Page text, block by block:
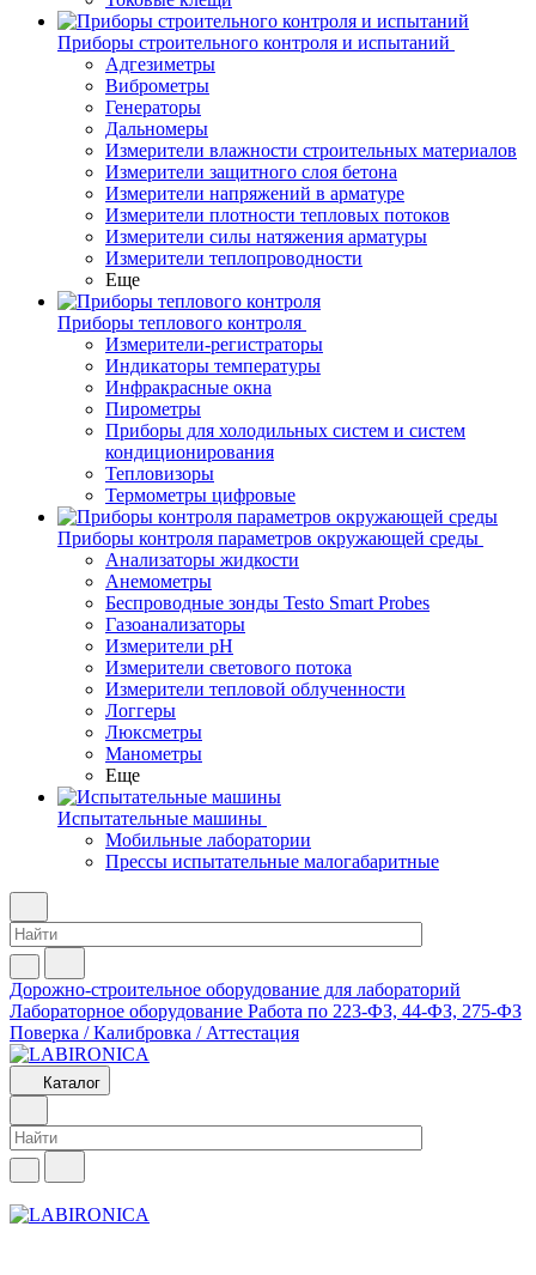
Приборы строительного контроля и испытаний
Адгезиметры
Виброметры
Генераторы
Дальномеры
Измерители влажности строительных материалов
Измерители защитного слоя бетона
Измерители напряжений в арматуре
Измерители плотности тепловых потоков
Измерители силы натяжения арматуры
Измерители теплопроводности
Еще
Приборы теплового контроля
Измерители-регистраторы
Индикаторы температуры
Инфракрасные окна
Пирометры
Приборы для холодильных систем и систем
кондиционирования
Тепловизоры
Термометры цифровые
Приборы контроля параметров окружающей среды
Анализаторы жидкости
Анемометры
Беспроводные зонды Testo Smart Probes
Газоанализаторы
Измерители pH
Измерители светового потока
Измерители тепловой облученности
Логгеры
Люксметры
Манометры
Еще
Испытательные машины
Мобильные лаборатории
Прессы испытательные малогабаритные
Дорожно-строительное оборудование для лабораторий
Лабораторное оборудование Работа по 223-ФЗ, 44-ФЗ, 275-ФЗ
Поверка / Калибровка / Аттестация
Каталог